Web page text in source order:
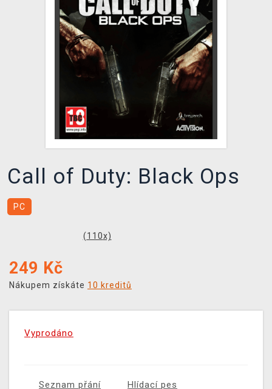
DOPRAVA
XZONE KLUB
TCG & BOARDGAME HUB
VÝKUP HER (BAZAR)
Call of Duty: Black Ops
PC
(110x)
249 Kč
Nákupem získáte 10 kreditů
Vyprodáno
Seznam přání Hlídací pes